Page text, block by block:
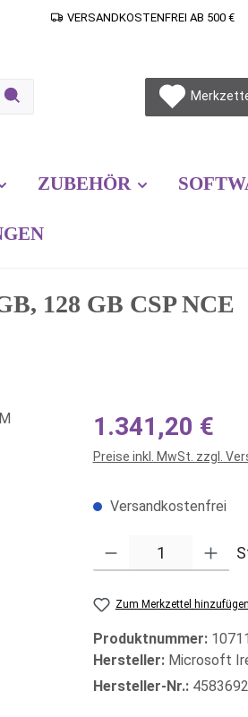
VERSANDKOSTENFREI AB 500 €
ZUBEHÖR
128 GB CSP NCE
Regulärer Preis:
1.341,20 €
Preise inkl. MwSt. zzgl.
Versandkostenfrei
Produkt Anzahl: Gib den
Zum Merkzettel hinzufügen
Produktnummer:
Hersteller: Microsoft
Hersteller-Nr.: 4583692